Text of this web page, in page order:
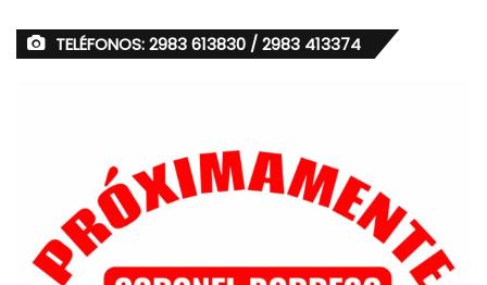
TELÉFONOS: 2983 613830 / 2983 413374